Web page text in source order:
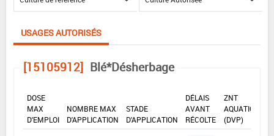
USAGES AUTORISÉS
[15105912] Blé*Désherbage
DOSE
MAX
D'EMPLOI
NOMBRE MAX
D'APPLICATION
STADE
D'APPLICATION
DÉLAIS
AVANT
RÉCOLTE
ZNT
AQUATIQUE
(DVP)